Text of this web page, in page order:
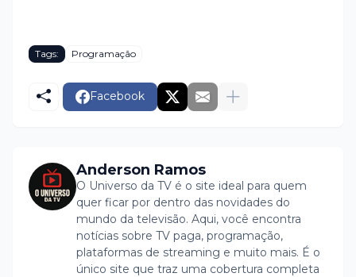
Tags: Programação
Facebook
Anderson Ramos
O Universo da TV é o site ideal para quem
quer ficar por dentro das novidades do
mundo da televisão. Aqui, você encontra
notícias sobre TV paga, programação,
plataformas de streaming e muito mais. É o
único site que traz uma cobertura completa